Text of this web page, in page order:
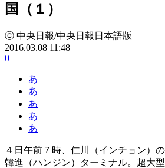
国（１）
ⓒ 中央日報/中央日報日本語版
2016.03.08 11:48
0
あ
あ
あ
あ
あ
４日午前７時、仁川（インチョン）
韓進（ハンジン）ターミナル。超大